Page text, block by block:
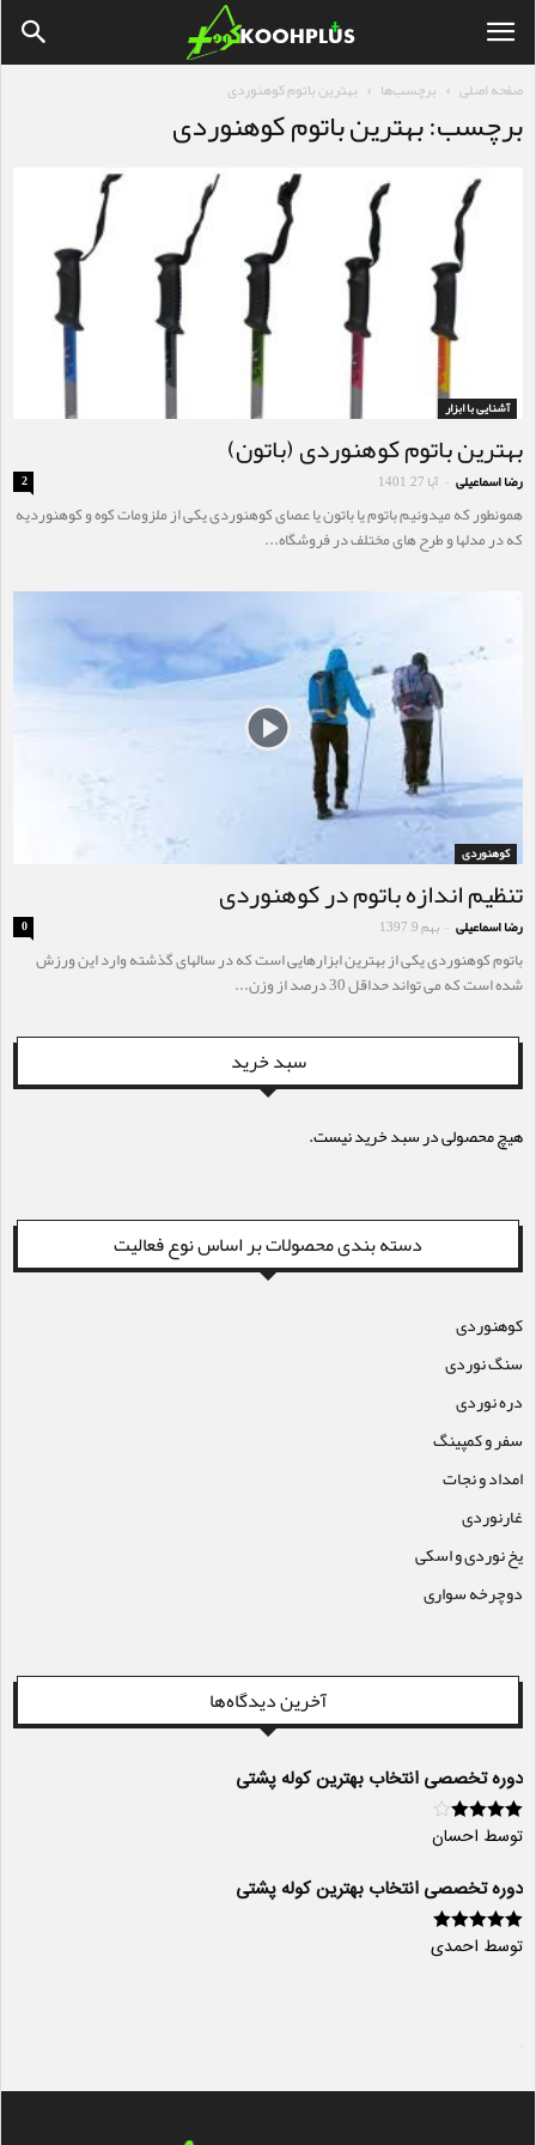
صفحه اصلی برچسب‌ها بهترین باتوم کوهنوردی
برچسب: بهترین باتوم کوهنوردی
آشنایی با ابزار
بهترین باتوم کوهنوردی (باتون)
رضا اسماعیلی - آبا 27, 1401 2
همونطور که میدونیم باتوم یا باتون یا عصای کوهنوردی یکی از ملزومات کوه و کوهنوردیه
که در مدلها و طرح های مختلف در فروشگاه...
کوهنوردی
تنظیم اندازه باتوم در کوهنوردی
رضا اسماعیلی - بهم 9, 1397 0
باتوم کوهنوردی یکی از بهترین ابزارهایی است که در سالهای گذشته وارد این ورزش
شده است که می تواند حداقل 30 درصد از وزن...
سبد خرید
هیچ محصولی در سبد خرید نیست.
دسته بندی محصولات بر اساس نوع فعالیت
کوهنوردی
سنگ نوردی
دره نوردی
سفر و کمپینگ
امداد و نجات
غارنوردی
یخ نوردی و اسکی
دوچرخه سواری
آخرین دیدگاه‌ها
دوره تخصصی انتخاب بهترین کوله پشتی
امتیاز 4از
5
توسط احسان
دوره تخصصی انتخاب بهترین کوله پشتی
امتیاز 5از 5
توسط احمدی
سایت ساز